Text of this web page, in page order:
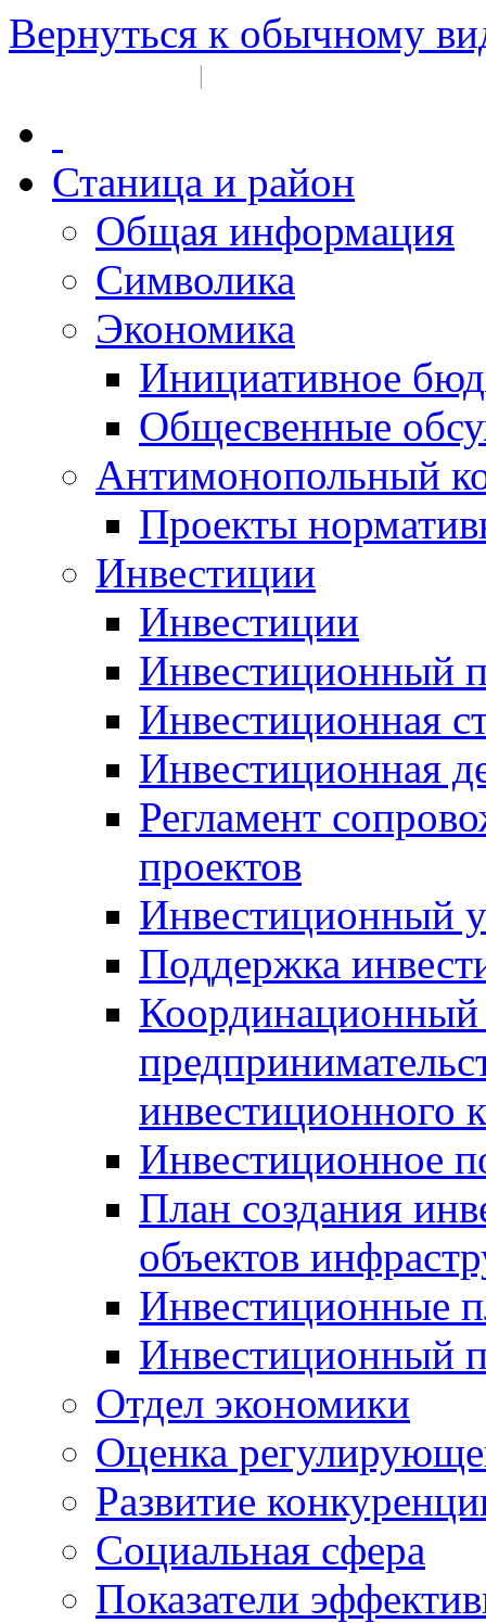
Вернуться к обычному
|
Станица и район
Общая информация
Символика
Экономика
Инициативное
Общесвенные
Антимонопольный
Проекты
Инвестиции
Инвестиции
Инвестиционный
Инвестиционная
Инвестиционная
Регламент
проектов
Инвестиционный
Поддержка
Координационный
инвестиционного
Инвестиционное
План создания
объектов
Инвестиционные
Инвестиционный
Отдел экономики
Оценка
Развитие
Социальная сфера
Показатели